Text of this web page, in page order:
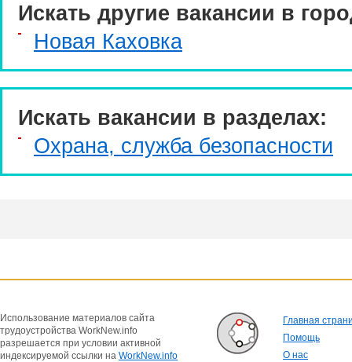
Искать другие вакансии в
Новая Каховка
Искать вакансии в разделах:
Охрана, служба безопасности
Использование материалов сайта
трудоустройства WorkNew.info
разрешается при условии активной
индексируемой ссылки на WorkNew.info
Главная
Помощь
О нас